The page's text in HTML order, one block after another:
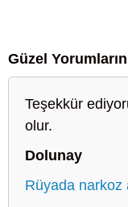
Güzel
Teşekkür
olur.
Dolunay
Rüyada narkoz